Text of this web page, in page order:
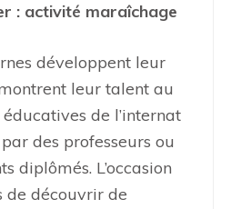
: activité maraîchage
développent leur
leur talent au
éducatives de l’internat
des professeurs ou
diplômés. L’occasion
de découvrir de